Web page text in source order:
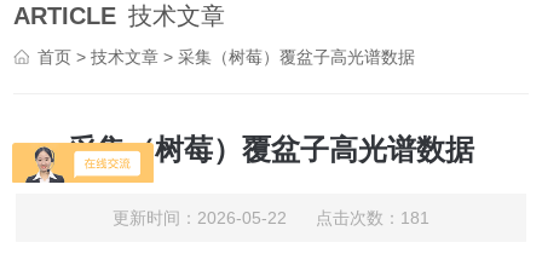
ARTICLE 技术文章
首页 >技术文章 > 采集（树莓）覆盆子高光谱数据
采集（树莓）覆盆子高光谱数据
更新时间：2026-05-22 点击次数：181